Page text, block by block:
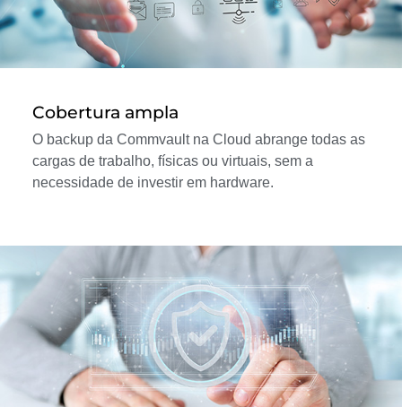
Cobertura ampla
O backup da Commvault na Cloud abrange todas as
cargas de trabalho, físicas ou virtuais, sem a
necessidade de investir em hardware.